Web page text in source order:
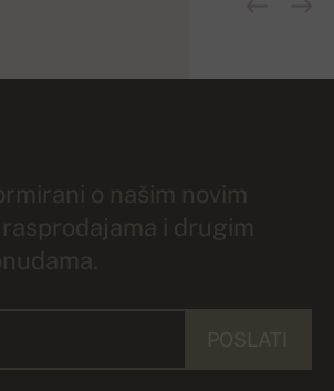
o našim novim
i drugim